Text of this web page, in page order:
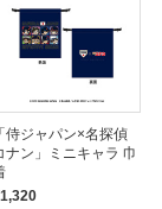
「侍ジャパン×名探偵
ナン」ミニキャラ 巾